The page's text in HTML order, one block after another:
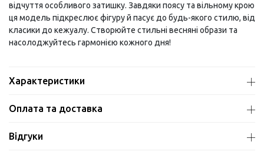
відчуття особливого затишку. Завдяки поясу та вільному крою
ця модель підкреслює фігуру й пасує до будь-якого стилю, від
класики до кежуалу. Створюйте стильні весняні образи та
насолоджуйтесь гармонією кожного дня!
Характеристики
Оплата та доставка
Відгуки